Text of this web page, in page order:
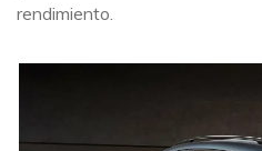
rendimiento.